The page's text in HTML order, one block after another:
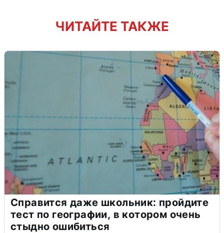
ЧИТАЙТЕ ТАКЖЕ
Справится даже школьник: пройдите
тест по географии, в котором очень
стыдно ошибиться